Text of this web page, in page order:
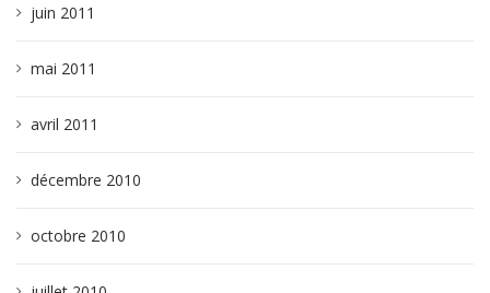
juin 2011
mai 2011
avril 2011
décembre 2010
octobre 2010